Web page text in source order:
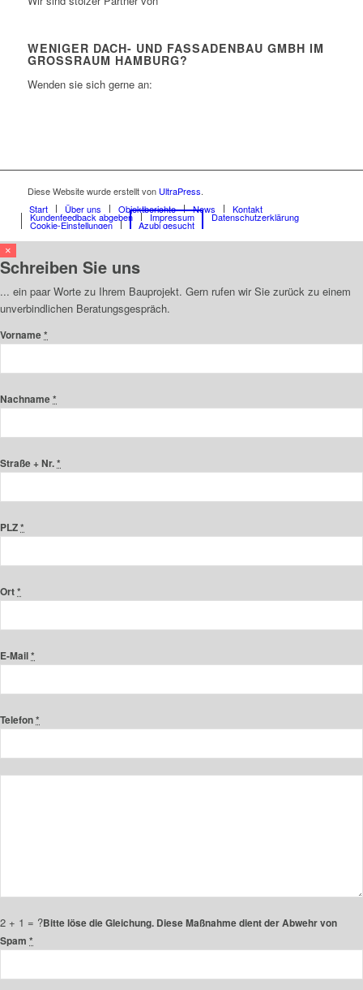
WENIGER DACH- UND FASSADENBAU GMBH IM
GROSSRAUM HAMBURG?
Wenden sie sich gerne an:
Diese Website wurde erstellt von UltraPress.
Start
Über uns Objektberichte News Kontakt
Kundenfeedback abgeben Impressum Datenschutzerklärung
Cookie-Einstellungen Azubi gesucht
×
Schreiben Sie uns
... ein paar Worte zu Ihrem Bauprojekt. Gern rufen wir Sie zurück zu einem
unverbindlichen Beratungsgespräch.
Vorname*
Nachname*
Straße + Nr.*
PLZ*
Ort*
E-Mail*
Telefon*
2 + 1 = ?Bitte löse die Gleichung. Diese Maßnahme dient der Abwehr von
Spam *